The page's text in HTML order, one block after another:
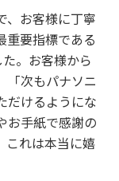
、お客様に丁寧
重要指標である
。お客様から
「次もパナソニ
だけるようにな
お手紙で感謝の
これは本当に嬉